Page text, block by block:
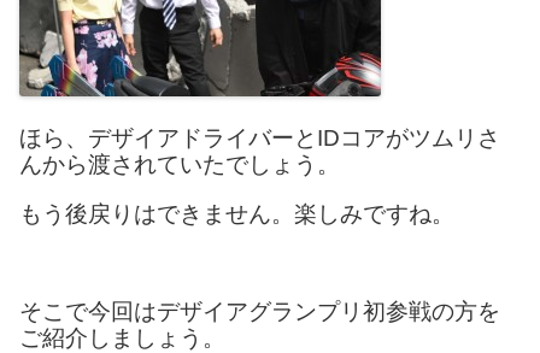
ほら、デザイアドライバーとIDコアがツムリさ
んから渡されていたでしょう。
もう後戻りはできません。楽しみですね。
そこで今回はデザイアグランプリ初参戦の方を
ご紹介しましょう。